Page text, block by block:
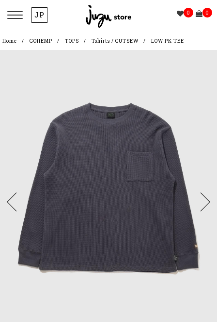
JP 0 0
Home GOHEMP TOPS Tshirts / CUTSEW LOW PK TEE